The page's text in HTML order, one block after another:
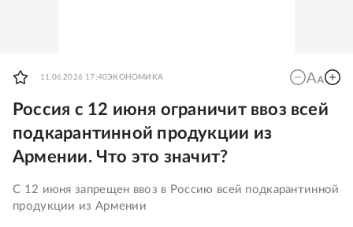
11.06.2026 17:40ЭКОНОМИКА
Россия с 12 июня ограничит ввоз всей
подкарантинной продукции из
Армении. Что это значит?
С 12 июня запрещен ввоз в Россию всей подкарантинной
продукции из Армении